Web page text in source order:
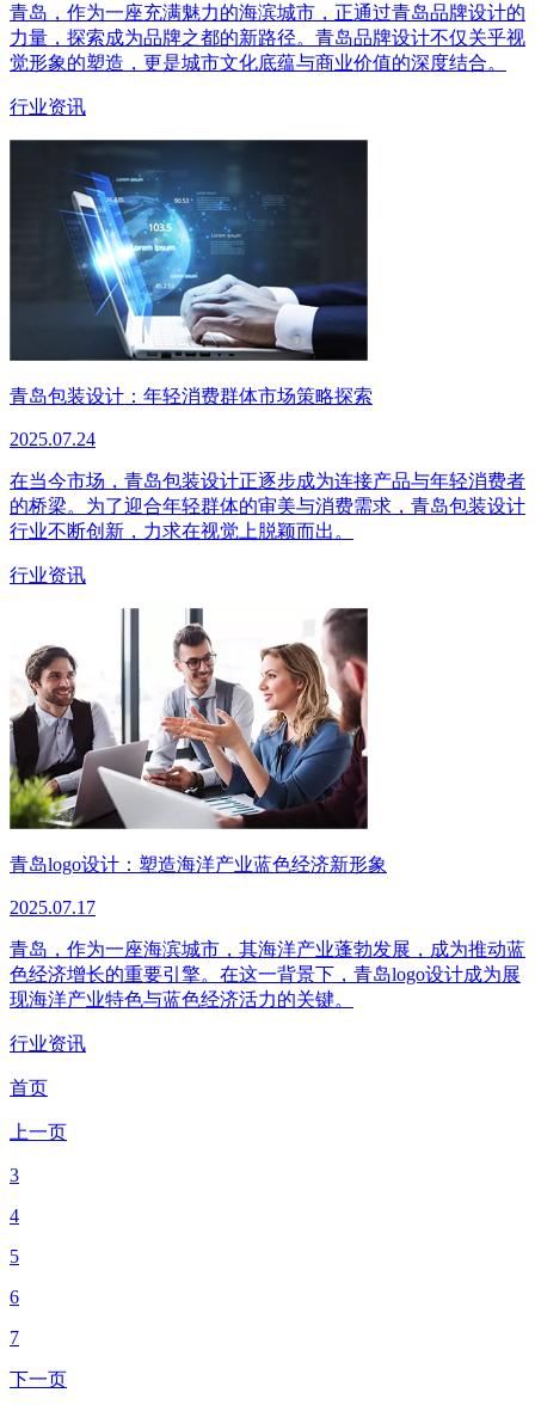
青岛，作为一座充满魅力的海滨城市，正通过青岛品牌设计的
力量，探索成为品牌之都的新路径。青岛品牌设计不仅关乎视
觉形象的塑造，更是城市文化底蕴与商业价值的深度结合。
行业资讯
青岛包装设计：年轻消费群体市场策略探索
2025.07.24
在当今市场，青岛包装设计正逐步成为连接产品与年轻消费者
的桥梁。为了迎合年轻群体的审美与消费需求，青岛包装设计
行业不断创新，力求在视觉上脱颖而出。
行业资讯
青岛logo设计：塑造海洋产业蓝色经济新形象
2025.07.17
青岛，作为一座海滨城市，其海洋产业蓬勃发展，成为推动蓝
色经济增长的重要引擎。在这一背景下，青岛logo设计成为展
现海洋产业特色与蓝色经济活力的关键。
行业资讯
首页
上一页
3
4
5
6
7
下一页